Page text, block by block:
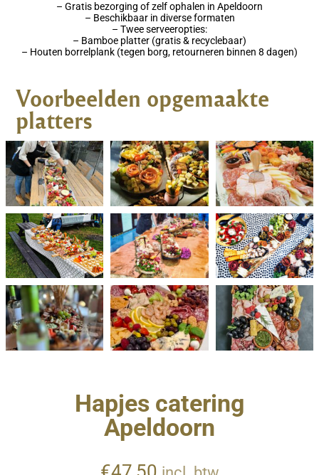
– Gratis bezorging of zelf ophalen in Apeldoorn
– Beschikbaar in diverse formaten
– Twee serveeropties:
– Bamboe platter (gratis & recyclebaar)
– Houten borrelplank (tegen borg, retourneren binnen 8 dagen)
Voorbeelden opgemaakte
platters
Hapjes catering
Apeldoorn